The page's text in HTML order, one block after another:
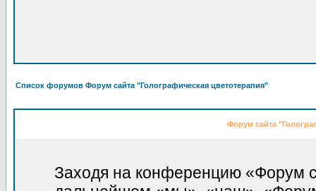
Список форумов Форум сайта "Голографическая цветотерапия"
Форум сайта
Заходя на конференцию «Форум